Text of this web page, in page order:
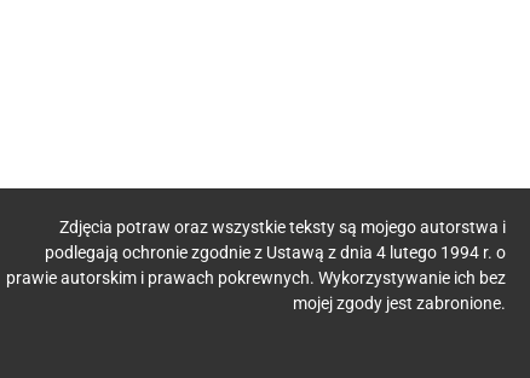
Zdjęcia potraw oraz wszystkie teksty są mojego autorstwa i
podlegają ochronie zgodnie z Ustawą z dnia 4 lutego 1994 r. o
prawie autorskim i prawach pokrewnych. Wykorzystywanie ich bez
mojej zgody jest zabronione.